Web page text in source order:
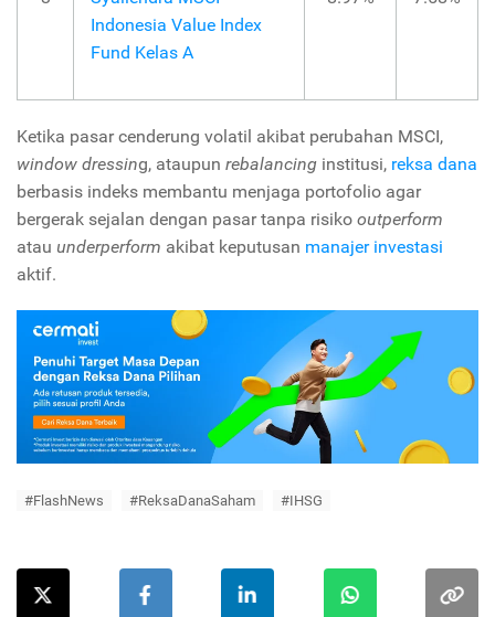
Indonesia Value Index
Fund Kelas A
Ketika pasar cenderung volatil akibat perubahan MSCI,
window dressing, ataupun rebalancing institusi, reksa dana
berbasis indeks membantu menjaga portofolio agar
bergerak sejalan dengan pasar tanpa risiko outperform
atau underperform akibat keputusan manajer investasi
aktif.
#FlashNews #ReksaDanaSaham #IHSG